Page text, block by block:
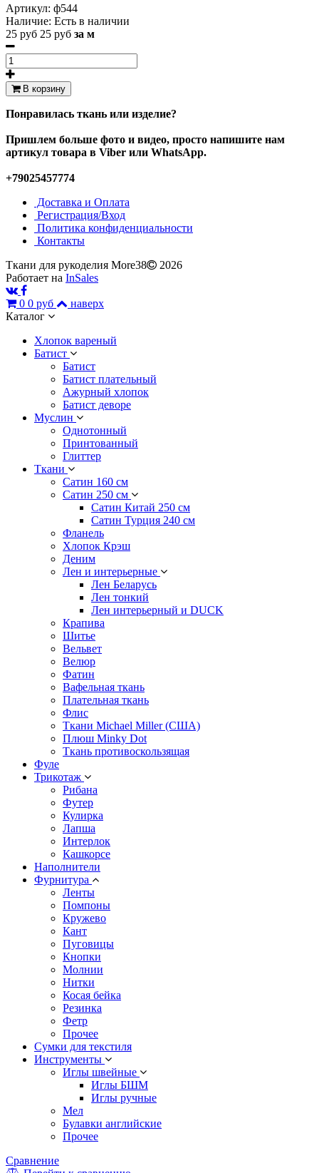
Артикул: ф544
Наличие: Есть в наличии
25 руб 25 руб за м
В корзину
Понравилась ткань или изделие?
Пришлем больше фото и видео, просто напишите нам
артикул товара в Viber или WhatsApp.
+79025457774
Доставка и Оплата
Регистрация/Вход
Политика конфиденциальности
Контакты
Ткани для рукоделия More38
2026
Работает на InSales
0 0 руб
наверх
Каталог
Хлопок вареный
Батист
Батист
Батист плательный
Ажурный хлопок
Батист деворе
Муслин
Однотонный
Принтованный
Глиттер
Ткани
Сатин 160 см
Сатин 250 см
Сатин Китай 250 см
Сатин Турция 240 см
Фланель
Хлопок Крэш
Деним
Лен и интерьерные
Лен Беларусь
Лен тонкий
Лен интерьерный и DUCK
Крапива
Шитье
Вельвет
Велюр
Фатин
Вафельная ткань
Плательная ткань
Флис
Ткани Michael Miller (США)
Плюш Minky Dot
Ткань противоскользящая
Фуле
Трикотаж
Рибана
Футер
Кулирка
Лапша
Интерлок
Кашкорсе
Наполнители
Фурнитура
Ленты
Помпоны
Кружево
Кант
Пуговицы
Кнопки
Молнии
Нитки
Косая бейка
Резинка
Фетр
Прочее
Сумки для текстиля
Инструменты
Иглы швейные
Иглы БШМ
Иглы ручные
Мел
Булавки английские
Прочее
Сравнение